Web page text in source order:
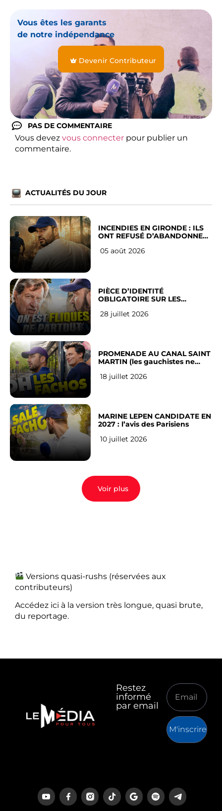
Vous êtes les garants
de notre indépendance
Devenir Contributeur
PAS DE COMMENTAIRE
Vous devez vous connecter pour publier un
commentaire.
ACTUALITÉS DU JOUR
INCENDIES EN GIRONDE : ILS
ONT REFUSÉ D’ABANDONNER
05 août 2026
PIÈCE D’IDENTITÉ
OBLIGATOIRE SUR LES
Français
28 juillet 2026
PROMENADE AU CANAL SAINT
MARTIN (les gauchistes ne
18 juillet 2026
MARINE LEPEN CANDIDATE EN
2027 : l’avis des Parisiens
10 juillet 2026
Voir plus
Versions quasi-rushs (réservées aux
contributeurs)
Accédez ici à la version très longue, quasi brute,
du reportage.
Restez
informé
par email
M'inscrire